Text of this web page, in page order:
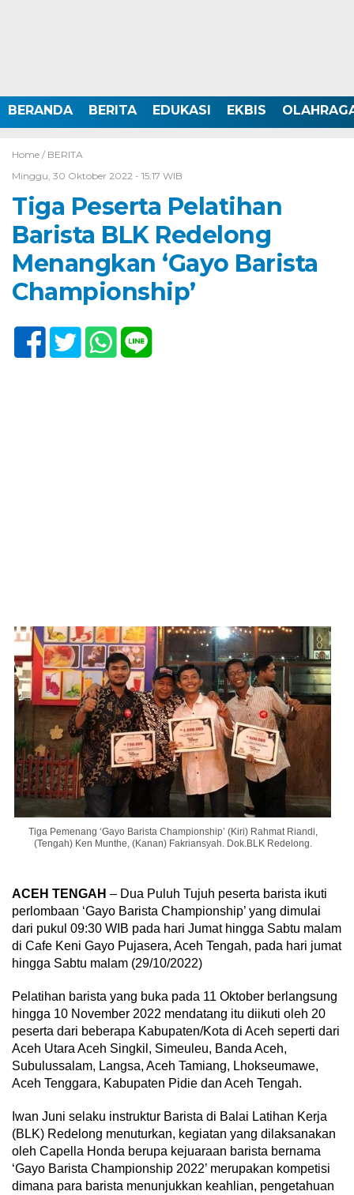
BERANDA BERITA EDUKASI EKBIS
Home / BERITA
Minggu, 30 Oktober 2022 - 15:17 WIB
Tiga Peserta Pelatihan
Barista BLK Redelong
Menangkan ‘Gayo Barista
Championship’
Tiga Pemenang ‘Gayo Barista Championship’ (Kiri) Rahmat Riandi,
(Tengah) Ken Munthe, (Kanan) Fakriansyah. Dok.BLK Redelong.
ACEH TENGAH – Dua Puluh Tujuh peserta barista ikuti
perlombaan ‘Gayo Barista Championship’ yang dimulai
dari pukul 09:30 WIB pada hari Jumat hingga Sabtu malam
di Cafe Keni Gayo Pujasera, Aceh Tengah, pada hari jumat
hingga Sabtu malam (29/10/2022)
Pelatihan barista yang buka pada 11 Oktober berlangsung
hingga 10 November 2022 mendatang itu diikuti oleh 20
peserta dari beberapa Kabupaten/Kota di Aceh seperti dari
Aceh Utara Aceh Singkil, Simeuleu, Banda Aceh,
Subulussalam, Langsa, Aceh Tamiang, Lhokseumawe,
Aceh Tenggara, Kabupaten Pidie dan Aceh Tengah.
Iwan Juni selaku instruktur Barista di Balai Latihan Kerja
(BLK) Redelong menuturkan, kegiatan yang dilaksanakan
oleh Capella Honda berupa kejuaraan barista bernama
‘Gayo Barista Championship 2022’ merupakan kompetisi
dimana para barista menunjukkan keahlian, pengetahuan